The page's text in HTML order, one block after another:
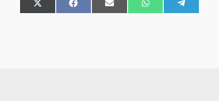
Share
on
X
(Twitter)
Share
on
FacebookShare
on
Email Share
on
WhatsApp
on